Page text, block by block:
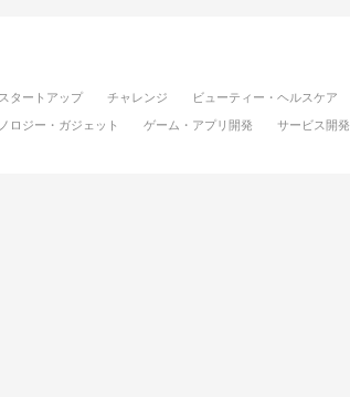
スタートアップ チャレンジ
ビューティー・ヘルスケア
ロジー・ガジェット ゲーム・アプリ開発 サービス開発